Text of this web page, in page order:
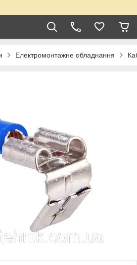
Електромонтажне обладнання